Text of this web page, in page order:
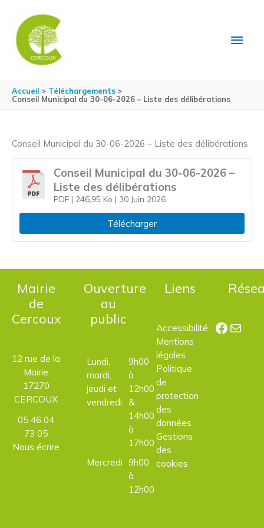
Accueil
Téléchargements
Conseil Municipal du 30-06-2026 – Liste des délibérations
Conseil Municipal du 30-06-2026 – Liste des délibérations
Conseil Municipal du 30-06-2026 –
Liste des délibérations
PDF| 246,95 Ko | 30 Juin 2026
Télécharger
Mairie
de
Cercoux
12 rue de la
Mairie
17270
CERCOUX
05 46 04
73 05
Nous écrire
Ouverture
au
public
Lundi,
mardi,
jeudi et
vendredi
9h00
à
12h00
&
14h00
à
17h00
Mercredi 9h00
à
12h00
Liens
Accessibilité
Mentions
légales
Politique
de
protection
des
données
Gestions
des
cookies
E-mail